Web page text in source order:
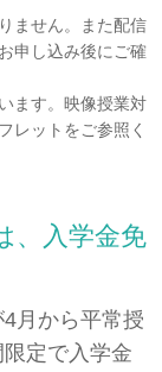
ません。また配信
申し込み後にご確
ます。映像授業対
レットをご参照く
、入学金免
月から平常授
定で入学金